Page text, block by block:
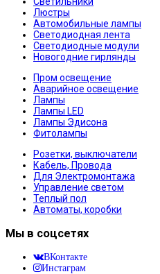
Люстры
Автомобильные лампы
Светодиодная лента
Светодиодные модули
Новогодние гирлянды
Пром освещение
Аварийное освещение
Лампы
Лампы LED
Лампы Эдисона
Фитолампы
Розетки, выключатели
Кабель, Провода
Для Электромонтажа
Управление светом
Теплый пол
Автоматы, коробки
Мы в соцсетях
ВКонтакте
Инстаграм